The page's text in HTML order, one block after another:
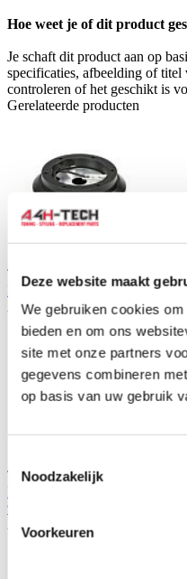
Deze website maakt
We gebruiken cookies
bieden en om ons
site met onze partners
gegevens combineren
op basis van uw gebruik
Noodzakelijk
Voorkeuren
Hoe weet je of dit product
Je schaft dit product aan op
specificaties, afbeelding of titel
controleren of het geschikt is
Gerelateerde producten
TIP
NRG verkorte stuurnaaf
Artikelcode: NRG-SRK-110H
TIP
NRG verkorte stuurnaaf (non
97-01)
Artikelcode: NRG-SRK-130H